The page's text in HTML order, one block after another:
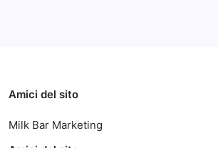
Amici del sito
Milk Bar Marketing